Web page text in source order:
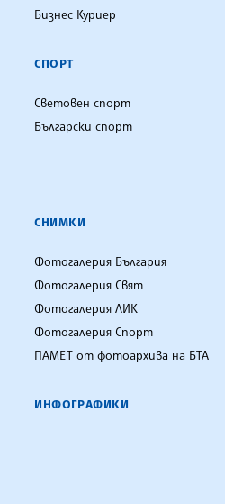
Бизнес Куриер
СПОРТ
Световен спорт
Български спорт
СНИМКИ
Фотогалерия България
Фотогалерия Свят
Фотогалерия ЛИК
Фотогалерия Спорт
ПАМЕТ от фотоархива на БТА
ИНФОГРАФИКИ